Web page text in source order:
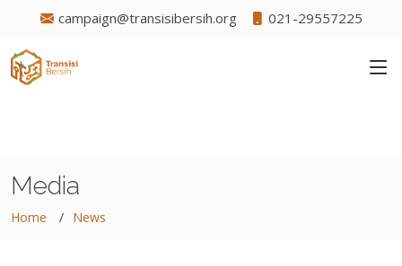
campaign@transisibersih.org 021-29557225
Media
Home News